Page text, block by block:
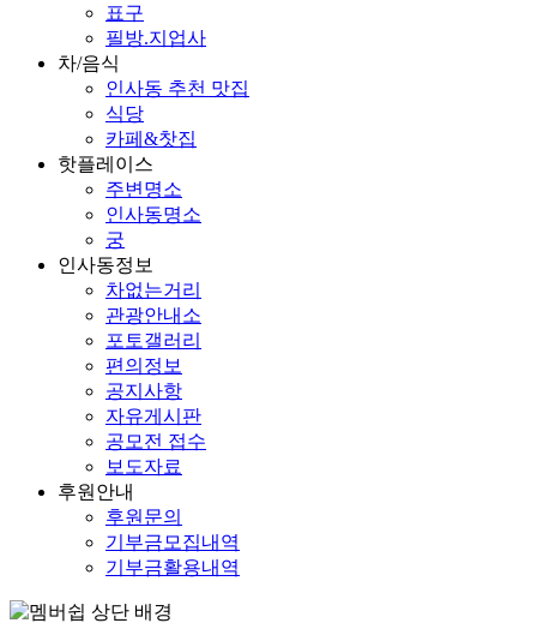
표구
필방.지업사
차/음식
인사동 추천 맛집
식당
카페&찻집
핫플레이스
주변명소
인사동명소
궁
인사동정보
차없는거리
관광안내소
포토갤러리
편의정보
공지사항
자유게시판
공모전 접수
보도자료
후원안내
후원문의
기부금모집내역
기부금활용내역